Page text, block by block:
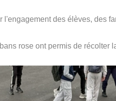
l'engagement des élèves, des
rose ont permis de